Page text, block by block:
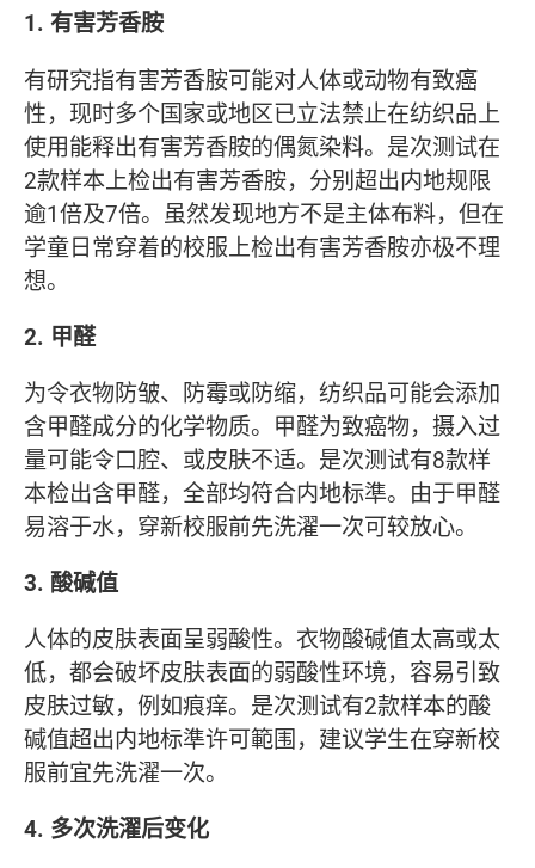
1. 有害芳香胺
有研究指有害芳香胺可能对人体或动物有致癌
性，现时多个国家或地区已立法禁止在纺织品上
使用能释出有害芳香胺的偶氮染料。是次测试在
2款样本上检出有害芳香胺，分别超出内地规限
逾1倍及7倍。虽然发现地方不是主体布料，但在
学童日常穿着的校服上检出有害芳香胺亦极不理
想。
2. 甲醛
为令衣物防皱、防霉或防缩，纺织品可能会添加
含甲醛成分的化学物质。甲醛为致癌物，摄入过
量可能令口腔、或皮肤不适。是次测试有8款样
本检出含甲醛，全部均符合内地标準。由于甲醛
易溶于水，穿新校服前先洗濯一次可较放心。
3. 酸碱值
人体的皮肤表面呈弱酸性。衣物酸碱值太高或太
低，都会破坏皮肤表面的弱酸性环境，容易引致
皮肤过敏，例如痕痒。是次测试有2款样本的酸
碱值超出内地标準许可範围，建议学生在穿新校
服前宜先洗濯一次。
4. 多次洗濯后变化